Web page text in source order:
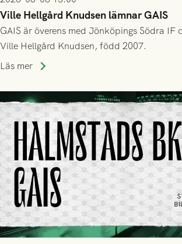
Ville Hellgård Knudsen lämnar GAIS
GAIS är överens med Jönköpings Södra IF
Ville Hellgård Knudsen, född 2007.
Läs mer